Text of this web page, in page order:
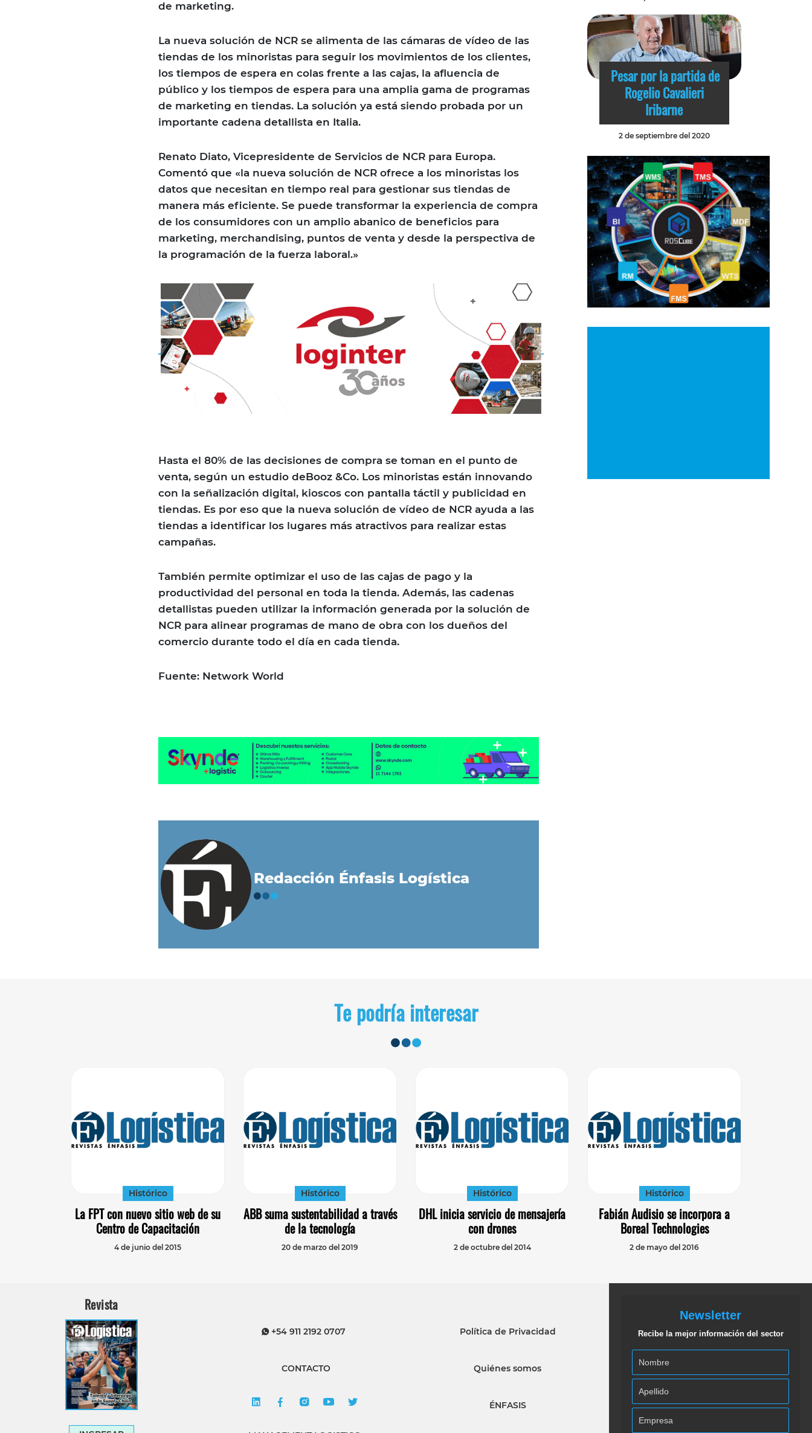
de marketing.
La nueva solución de NCR se alimenta de las cámaras de vídeo de las
tiendas de los minoristas para seguir los movimientos de los clientes,
los tiempos de espera en colas frente a las cajas, la afluencia de
público y los tiempos de espera para una amplia gama de programas
de marketing en tiendas. La solución ya está siendo probada por un
importante cadena detallista en Italia.
Renato Diato, Vicepresidente de Servicios de NCR para Europa.
Comentó que «la nueva solución de NCR ofrece a los minoristas los
datos que necesitan en tiempo real para gestionar sus tiendas de
manera más eficiente. Se puede transformar la experiencia de compra
de los consumidores con un amplio abanico de beneficios para
marketing, merchandising, puntos de venta y desde la perspectiva de
la programación de la fuerza laboral.»
Hasta el 80% de las decisiones de compra se toman en el punto de
venta, según un estudio deBooz &Co. Los minoristas están innovando
con la señalización digital, kioscos con pantalla táctil y publicidad en
tiendas. Es por eso que la nueva solución de vídeo de NCR ayuda a las
tiendas a identificar los lugares más atractivos para realizar estas
campañas.
También permite optimizar el uso de las cajas de pago y la
productividad del personal en toda la tienda. Además, las cadenas
detallistas pueden utilizar la información generada por la solución de
NCR para alinear programas de mano de obra con los dueños del
comercio durante todo el día en cada tienda.
Fuente: Network World
Redacción Énfasis Logística
Pesar por la partida de
Rogelio Cavalieri
Iribarne
2 de septiembre del 2020
Te podría interesar
Histórico
La FPT con nuevo sitio web de su
Centro de Capacitación
4 de junio del 2015
Histórico
ABB suma sustentabilidad a través
de la tecnología
20 de marzo del 2019
Histórico
DHL inicia servicio de mensajería
con drones
2 de octubre del 2014
Histórico
Fabián Audisio se incorpora a
Boreal Technologies
2 de mayo del 2016
Revista
+54 911 2192 0707
CONTACTO
Política de Privacidad
Quiénes somos
ÉNFASIS
Newsletter
Recibe la mejor información del sector